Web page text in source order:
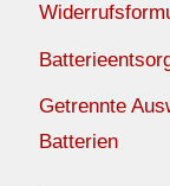
Getrennte
Batterien